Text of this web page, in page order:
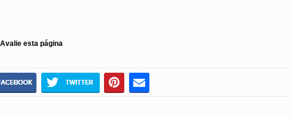
Avalie esta página